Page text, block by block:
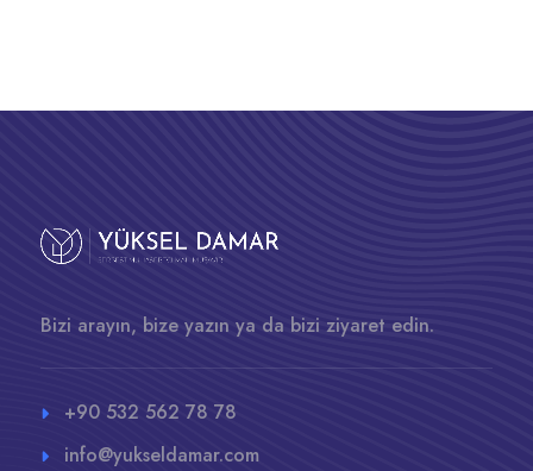
Bizi arayın, bize yazın ya da bizi ziyaret edin.
+90 532 562 78 78
info@yukseldamar.com